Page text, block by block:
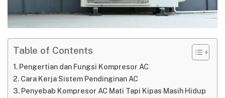
Table of Contents
Pengertian dan Fungsi Kompresor AC
Cara Kerja Sistem Pendinginan AC
Penyebab Kompresor AC Mati Tapi Kipas Masih Hidup